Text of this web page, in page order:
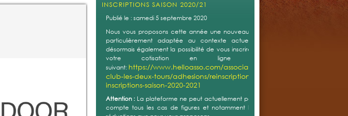
INSCRIPTIONS SAISON 2020/21
Publié le : samedi 5 septembre 2020
Nous vous proposons cette année une nouveauté qui s'avère
particulièrement adaptée au contexte actuel. Vous avez
désormais également la possibilité de vous inscrire et de régler
votre cotisation en ligne au lien
suivant: https://www.helloasso.com/associations/tennis-
club-les-deux-tours/adhesions/reinscriptions-
inscriptions-saison-2020-2021
Attention : La plateforme ne peut actuellement pas prendre en
compte tous les cas de figures et notamment les différentes